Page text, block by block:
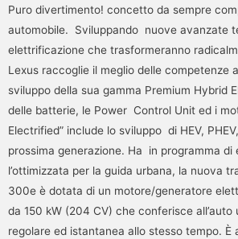
Puro divertimento! concetto da sempre
automobile. Sviluppando nuove avanzate
elettrificazione che trasformeranno
Lexus raccoglie il meglio delle competenze
sviluppo della sua gamma Premium Hybrid
delle batterie, le Power Control Unit ed i
Electrified” include lo sviluppo di HEV,
prossima generazione. Ha in programma di
l’ottimizzata per la guida urbana, la nuova
300e è dotata di un motore/generatore
da 150 kW (204 CV) che conferisce all’auto
regolare ed istantanea allo stesso tempo. È